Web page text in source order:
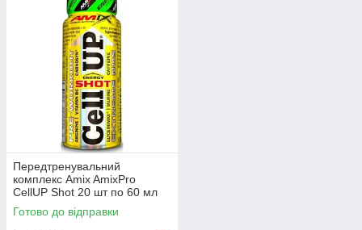
Передтренувальний
комплекс Amix AmixPro
CellUP Shot 20 шт по 60 мл
Готово до відправки